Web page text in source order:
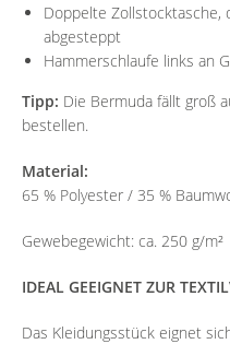
Doppelte Zollstocktasche,
abgesteppt
Hammerschlaufe links an
Tipp: Die Bermuda fällt groß
bestellen.
Material:
65 % Polyester / 35 %
Gewebegewicht: ca. 250 g/m²
IDEAL GEEIGNET ZUR
Das Kleidungsstück eignet